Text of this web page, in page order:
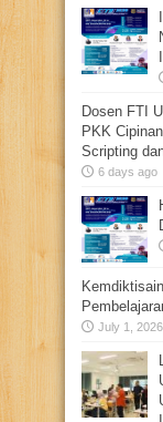
Dosen FTI
PKK
Scripting
6 days ago
July 1, 2026